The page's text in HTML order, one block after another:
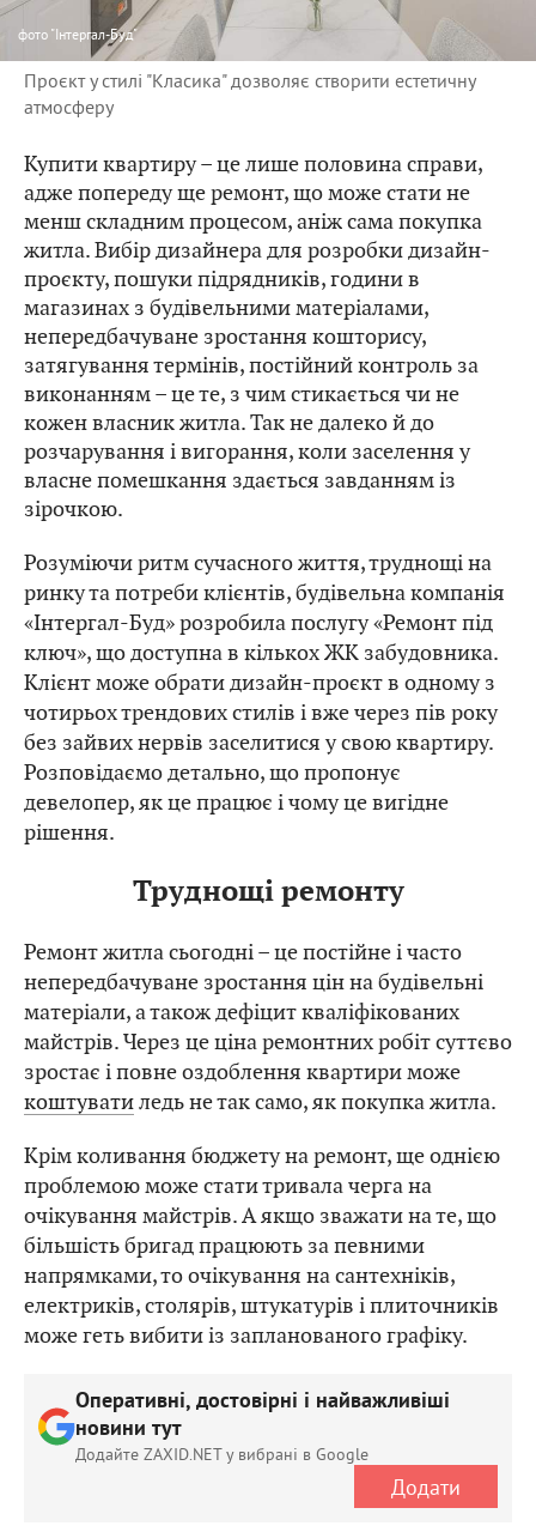
фото "Інтергал-Буд"
Проєкт у стилі "Класика" дозволяє створити естетичну
атмосферу
Купити квартиру – це лише половина справи,
адже попереду ще ремонт, що може стати не
менш складним процесом, аніж сама покупка
житла. Вибір дизайнера для розробки дизайн-
проєкту, пошуки підрядників, години в
магазинах з будівельними матеріалами,
непередбачуване зростання кошторису,
затягування термінів, постійний контроль за
виконанням – це те, з чим стикається чи не
кожен власник житла. Так не далеко й до
розчарування і вигорання, коли заселення у
власне помешкання здається завданням із
зірочкою.
Розуміючи ритм сучасного життя, труднощі на
ринку та потреби клієнтів, будівельна компанія
«Інтергал-Буд» розробила послугу «Ремонт під
ключ», що доступна в кількох ЖК забудовника.
Клієнт може обрати дизайн-проєкт в одному з
чотирьох трендових стилів і вже через пів року
без зайвих нервів заселитися у свою квартиру.
Розповідаємо детально, що пропонує
девелопер, як це працює і чому це вигідне
рішення.
Труднощі ремонту
Ремонт житла сьогодні – це постійне і часто
непередбачуване зростання цін на будівельні
матеріали, а також дефіцит кваліфікованих
майстрів. Через це ціна ремонтних робіт суттєво
зростає і повне оздоблення квартири може
коштуватиледь не так само, як покупка житла.
Крім коливання бюджету на ремонт, ще однією
проблемою може стати тривала черга на
очікування майстрів. А якщо зважати на те, що
більшість бригад працюють за певними
напрямками, то очікування на сантехніків,
електриків, столярів, штукатурів і плиточників
може геть вибити із запланованого графіку.
Оперативні, достовірні і найважливіші
новини тут
Додайте ZAXID.NET у вибрані в Google
Додати